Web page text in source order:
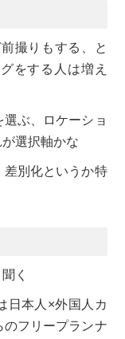
撮りもする、と
をする人は増え
選ぶ、ロケーショ
選択軸かな
差別化というか特
く
日本人×外国人カ
のフリープランナ